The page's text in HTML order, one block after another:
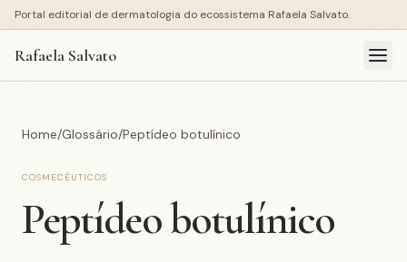
Portal editorial de dermatologia do ecossistema Rafaela Salvato.
Rafaela Salvato
Home/Glossário/Peptídeo botulínico
COSMECÊUTICOS
Peptídeo botulínico